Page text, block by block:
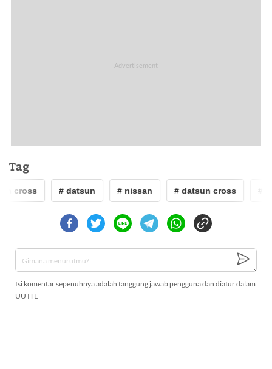
Tag
cross # datsun # nissan # datsun cross #
Isi komentar sepenuhnya adalah tanggung jawab pengguna dan diatur dalam
UU ITE